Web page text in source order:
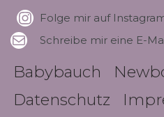
Folge mir auf
Schreibe mir eine E-
Babybauch
Datenschutz